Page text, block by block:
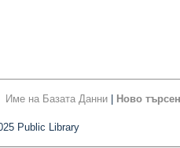
Име на Базата Данни Ново
Public Library